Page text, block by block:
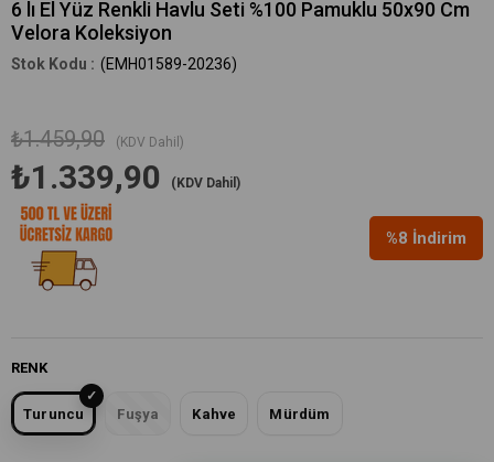
6 lı El Yüz Renkli Havlu Seti %100 Pamuklu 50x90 Cm
Velora Koleksiyon
(EMH01589-20236)
%8 İndirim
₺1.459,90 (KDV Dahil)
₺1.339,90 (KDV Dahil)
RENK
Turuncu Fuşya Kahve Mürdüm